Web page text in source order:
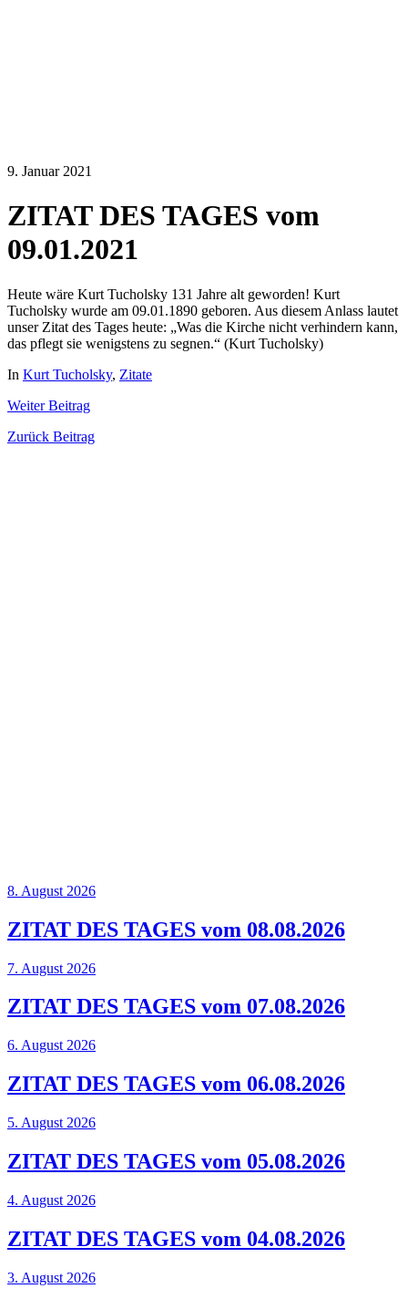
9. Januar 2021
ZITAT DES TAGES vom
09.01.2021
Heute wäre Kurt Tucholsky 131 Jahre alt geworden! Kurt
Tucholsky wurde am 09.01.1890 geboren. Aus diesem Anlass lautet
unser Zitat des Tages heute: „Was die Kirche nicht verhindern kann,
das pflegt sie wenigstens zu segnen.“ (Kurt Tucholsky)
In Kurt Tucholsky, Zitate
WeiterBeitrag
Zurück Beitrag
8. August 2026
ZITAT DES TAGES vom 08.08.2026
7. August 2026
ZITAT DES TAGES vom 07.08.2026
6. August 2026
ZITAT DES TAGES vom 06.08.2026
5. August 2026
ZITAT DES TAGES vom 05.08.2026
4. August 2026
ZITAT DES TAGES vom 04.08.2026
3. August 2026